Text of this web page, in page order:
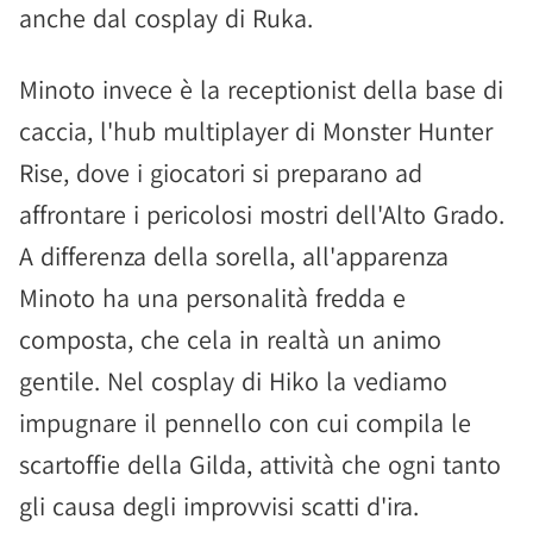
anche dal cosplay di Ruka.
Minoto invece è la receptionist della base di
caccia, l'hub multiplayer di Monster Hunter
Rise, dove i giocatori si preparano ad
affrontare i pericolosi mostri dell'Alto Grado.
A differenza della sorella, all'apparenza
Minoto ha una personalità fredda e
composta, che cela in realtà un animo
gentile. Nel cosplay di Hiko la vediamo
impugnare il pennello con cui compila le
scartoffie della Gilda, attività che ogni tanto
gli causa degli improvvisi scatti d'ira.